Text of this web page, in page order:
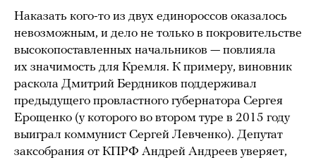
Наказать кого-то из двух единороссов оказалось
невозможным, и дело не только в покровительстве
высокопоставленных начальников — повлияла
их значимость для Кремля. К примеру, виновник
раскола Дмитрий Бердников поддерживал
предыдущего провластного губернатора Сергея
Ерощенко (у которого во втором туре в 2015 году
выиграл коммунист Сергей Левченко). Депутат
заксобрания от КПРФ Андрей Андреев уверяет,